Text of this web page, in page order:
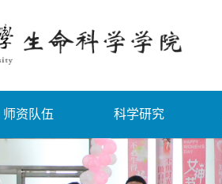
师资队伍 科学研究